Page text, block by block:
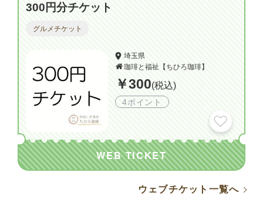
300円分チケット
グルメチケット
埼玉県
珈琲と福祉【ちひろ珈琲】
￥300(税込)
4ポイント
WEB TICKET
ウェブチケット一覧へ